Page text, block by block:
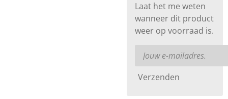
Laat het me weten
wanneer dit product
weer op voorraad is.
Verzenden